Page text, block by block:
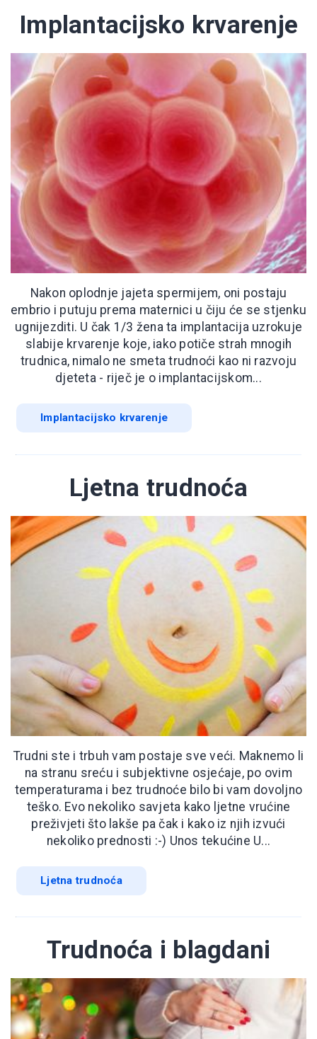
Implantacijsko krvarenje
Nakon oplodnje jajeta spermijem, oni postaju
embrio i putuju prema maternici u čiju će se stjenku
ugnijezditi. U čak 1/3 žena ta implantacija uzrokuje
slabije krvarenje koje, iako potiče strah mnogih
trudnica, nimalo ne smeta trudnoći kao ni razvoju
djeteta - riječ je o implantacijskom...
Implantacijsko krvarenje
Ljetna trudnoća
Trudni ste i trbuh vam postaje sve veći. Maknemo li
na stranu sreću i subjektivne osjećaje, po ovim
temperaturama i bez trudnoće bilo bi vam dovoljno
teško. Evo nekoliko savjeta kako ljetne vrućine
preživjeti što lakše pa čak i kako iz njih izvući
nekoliko prednosti :-) Unos tekućine U...
Ljetna trudnoća
Trudnoća i blagdani